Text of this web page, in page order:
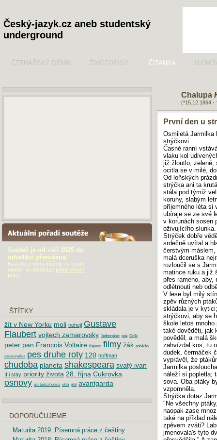
Český-jazyk.cz aneb studentský
underground
ČTENÁŘSKÝ DENÍK ŽIVOTOPISY ČÍTANKA
Chalupa
(*15.12.1864 -
První den u
Osmiletá Jarmilka
strýčkovi.
Časné ranní
vlaku kol
již žloutlo, zelené,
ocitla se v milé,
Od loňských
strýčka ani ta
stála pod týmiž
koruny, slabým
příjemného léta si
ubíraje se ze své
v korunách sosen
oživujícího slunka.
Strýček dobře
srdečně uvítal a
čerstvým
malá dceruška
rozloučil se s
matince ruku a již
přes rameno, aby,
odlétnouti neb
V lese byl milý
zpěv různých
skládala je v
strýčkovi, aby se
škole letos
také dověděti, jak
pověděl, a malá
zahvízdal kos, tu
dudek, čermáček
vyprávěl, že
Jarmilka
náleží si popletla;
sova. Oba ptáky
vzpomněla.
Strýčka dotaz
"Ne všechny
naopak zase
také na příklad
zpěvem zváti?
jmenovala's tyto
AKTUÁLNÍ POŘADÍ SOUTĚŽE
Soutěž je od září 2025 do
odvolání přerušena.
Navzdory tomu můžete i v tomto
období do databáze přidat vlastní
práci
ŠTÍTKY
žít v New Yorku moli nohejl Gustave
Flaubert vojtech zamarovsky Jednorožec pda Orlík
peter pan Francois Voltaire Kapesn filmy žák pohádky
oscara wilda pes druhe roty 120 hoffman
chudoba planeta shakespeara svatý ivan
If i stay priority života 28. října Cukrovka
osnovy oči těžká hodina skla plot avantgarda
DOPORUČUJEME
Maturita 2019: Písemná práce z češtiny